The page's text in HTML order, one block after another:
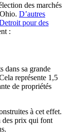
des marchés
D’autres
pour des
:
dans sa grande
représente 1,5
de propriétés
à cet effet.
des prix qui font